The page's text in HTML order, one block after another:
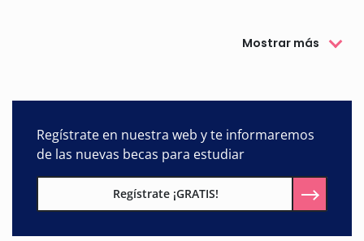
Mostrar más
Regístrate en nuestra web y te informaremos
de las nuevas becas para estudiar
Regístrate ¡GRATIS!